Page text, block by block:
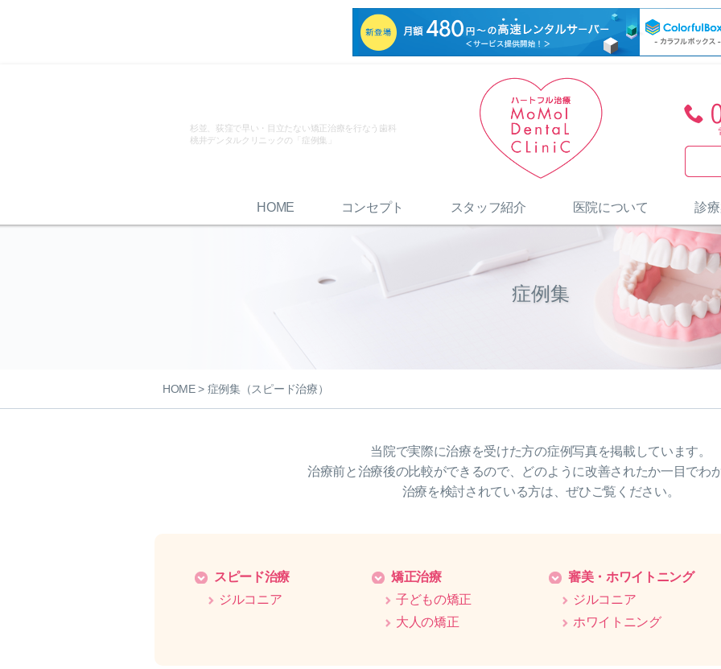
杉並、荻窪で早い・目立たない矯正治療を行なう歯科
桃井デンタルクリニックの「症例集」
HOME コンセプト スタッフ紹介 医院について 診
症例集
HOME> 症例集（スピード治療）
当院で実際に治療を受けた方の症例写真を掲載しています。
治療前と治療後の比較ができるので、どのように改善されたか一目でわ
治療を検討されている方は、ぜひご覧ください。
スピード治療
ジルコニア
矯正治療
子どもの矯正
大人の矯正
審美・ホワイトニング
ジルコニア
ホワイトニング